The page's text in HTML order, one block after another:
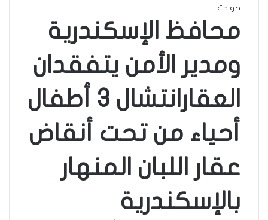
حوادث
محافظ الإسكندرية
ومدير الأمن يتفقدان
العقارانتشال 3 أطفال
أحياء من تحت أنقاض
عقار اللبان المنهار
بالإسكندرية